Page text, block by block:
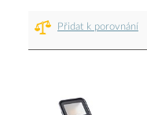
Přidat k porovnání